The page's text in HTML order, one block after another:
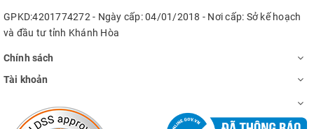
GPKD:4201774272 - Ngày cấp: 04/01/2018 - Nơi cấp: Sở kế hoạch
và đầu tư tỉnh Khánh Hòa
Chính sách
Tài khoản